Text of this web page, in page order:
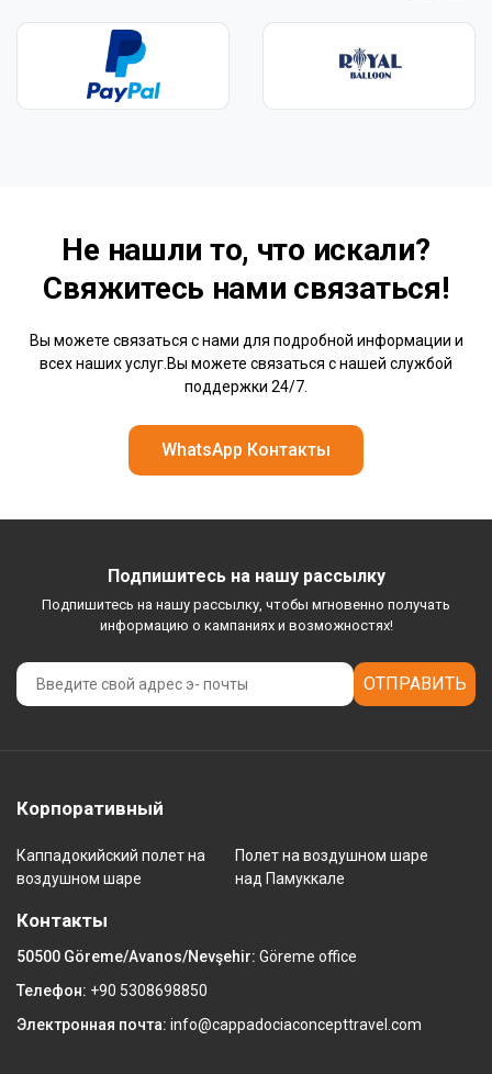
Не нашли то, что искали?
Свяжитесь нами связаться!
Вы можете связаться с нами для подробной информации и
всех наших услуг.Вы можете связаться с нашей службой
поддержки 24/7.
WhatsApp Контакты
Подпишитесь на нашу рассылку
Подпишитесь на нашу рассылку, чтобы мгновенно получать
информацию о кампаниях и возможностях!
ОТПРАВИТЬ
Корпоративный
Каппадокийский полет на
воздушном шаре
Полет на воздушном шаре
над Памуккале
Контакты
50500 Göreme/Avanos/Nevşehir: Göreme office
Телефон: +90 5308698850
Электронная почта: info@cappadociaconcepttravel.com